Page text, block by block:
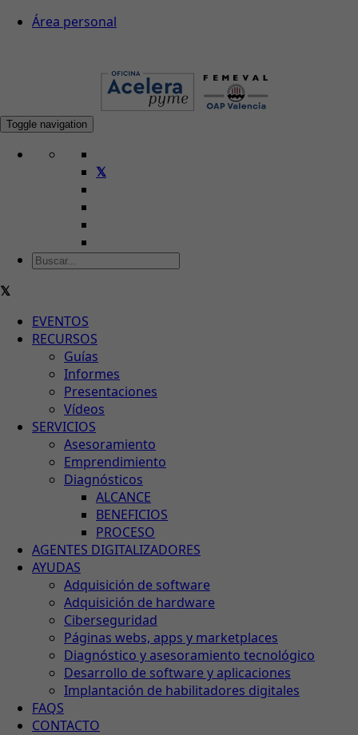
Área personal
Toggle navigation
EVENTOS
RECURSOS
Guías
Informes
Presentaciones
Vídeos
SERVICIOS
Asesoramiento
Emprendimiento
Diagnósticos
ALCANCE
BENEFICIOS
PROCESO
AGENTES DIGITALIZADORES
AYUDAS
Adquisición de software
Adquisición de hardware
Ciberseguridad
Páginas webs, apps y marketplaces
Diagnóstico y asesoramiento tecnológico
Desarrollo de software y aplicaciones
Implantación de habilitadores digitales
FAQS
CONTACTO